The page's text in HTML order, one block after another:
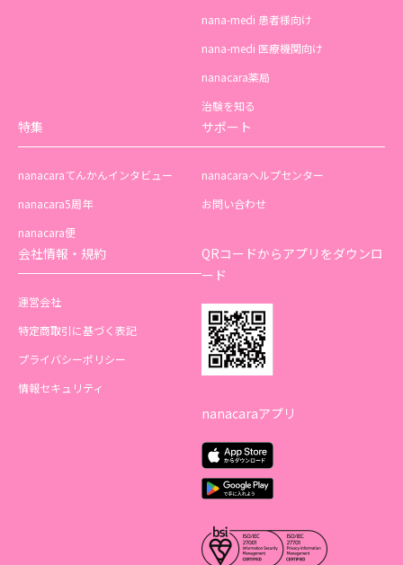
nana-medi 患者様向け
nana-medi 医療機関向け
nanacara薬局
治験を知る
特集
nanacaraてんかんインタビュー
nanacara5周年
nanacara便
サポート
nanacaraヘルプセンター
お問い合わせ
会社情報・規約
運営会社
特定商取引に基づく表記
プライバシーポリシー
情報セキュリティ
QRコードからアプリをダウンロ
ード
nanacaraアプリ